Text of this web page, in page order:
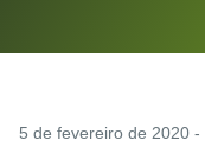
5 de fevereiro de 2020